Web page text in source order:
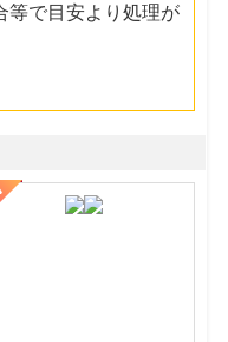
等で目安より処理が